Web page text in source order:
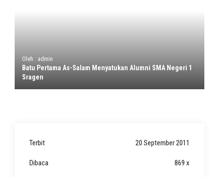
Oleh : admin
Batu Pertama As-Salam Menyatukan Alumni SMA Negeri 1
Sragen
Terbit 20 September 2011
Dibaca 869 x